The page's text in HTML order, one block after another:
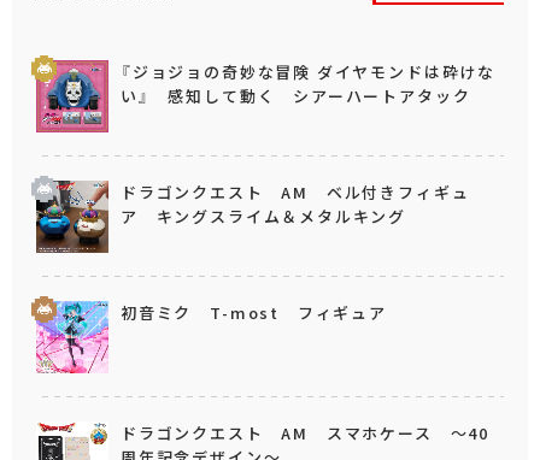
『ジョジョの奇妙な冒険 ダイヤモンドは砕けな
い』 感知して動く シアーハートアタック
ドラゴンクエスト AM ベル付きフィギュ
ア キングスライム＆メタルキング
初音ミク T-most フィギュア
ドラゴンクエスト AM スマホケース ～40